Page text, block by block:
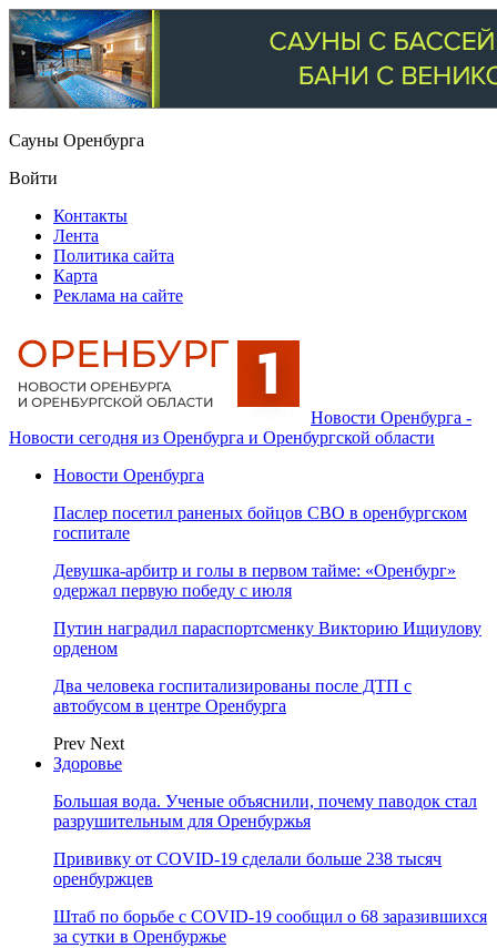
Сауны Оренбурга
Войти
Контакты
Лента
Политика сайта
Карта
Реклама на сайте
Новости Оренбурга -
Новости сегодня из Оренбурга и Оренбургской области
Новости Оренбурга
Паслер посетил раненых бойцов СВО в оренбургском
госпитале
Девушка-арбитр и голы в первом тайме: «Оренбург»
одержал первую победу с июля
Путин наградил параспортсменку Викторию Ищиулову
орденом
Два человека госпитализированы после ДТП с
автобусом в центре Оренбурга
Prev Next
Здоровье
Большая вода. Ученые объяснили, почему паводок стал
разрушительным для Оренбуржья
Прививку от COVID-19 сделали больше 238 тысяч
оренбуржцев
Штаб по борьбе с СOVID-19 сообщил о 68 заразившихся
за сутки в Оренбуржье